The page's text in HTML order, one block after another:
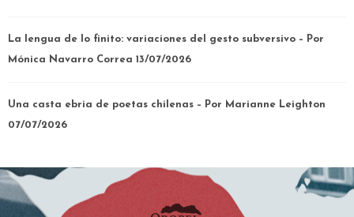
La lengua de lo finito: variaciones del gesto subversivo – Por
Mónica Navarro Correa 13/07/2026
Una casta ebria de poetas chilenas – Por Marianne Leighton
07/07/2026